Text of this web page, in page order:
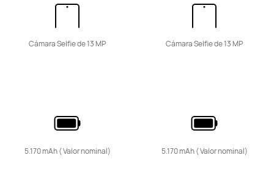
nova Series
Comprar
Cámara Selfie de 13 MP
5.170 mAh ( Valor nominal)
Cámara Selfie de 13 MP
5.170 mAh ( Valor nominal)